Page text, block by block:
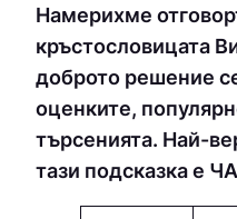
Намерихме
кръстословицата
доброто решение
оценките,
търсенията. Най-
тази подсказка е